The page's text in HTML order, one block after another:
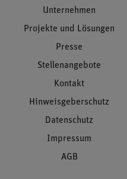
Unternehmen
Projekte und Lösungen
Presse
Stellenangebote
Kontakt
Hinweisgeberschutz
Datenschutz
Impressum
AGB